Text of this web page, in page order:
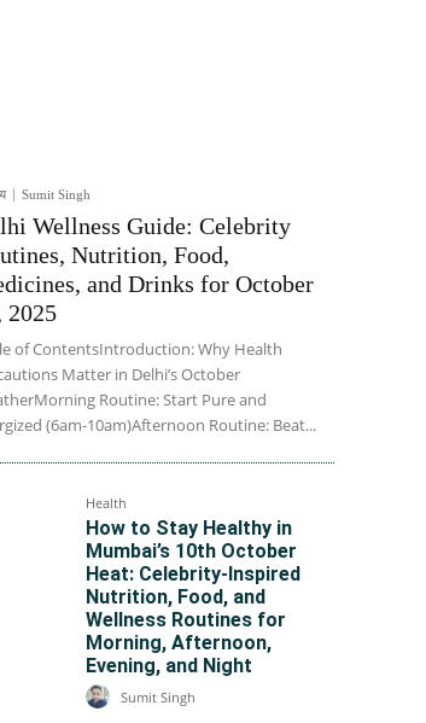
Sumit Singh
Wellness Guide: Celebrity
Nutrition, Food,
and Drinks for October
2025
of ContentsIntroduction: Why Health
Matter in Delhi’s October
Routine: Start Pure and
(6am-10am)Afternoon Routine: Beat...
Health
How to Stay Healthy in
Mumbai’s 10th October
Heat: Celebrity-Inspired
Nutrition, Food, and
Wellness Routines for
Morning, Afternoon,
Evening, and Night
Sumit Singh